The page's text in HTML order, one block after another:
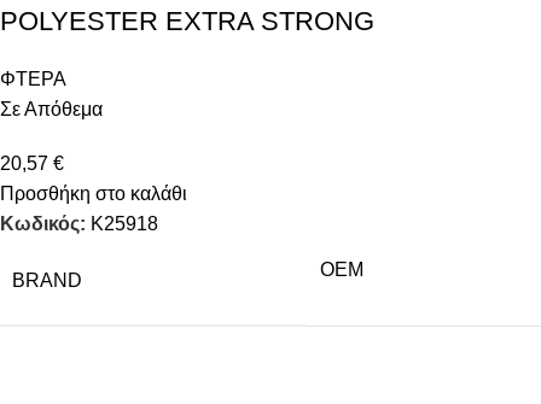
POLYESTER EXTRA STRONG
ΦΤΕΡΑ
Σε Απόθεμα
20,57 €
Προσθήκη στο καλάθι
Κωδικός: Κ25918
BRAND
OEM